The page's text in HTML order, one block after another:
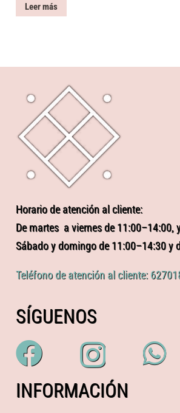
Leer más
Horario de atención al cliente:
De martes a viernes de 11:00–14:00,
Sábado y domingo de 11:00–14:30 y
Teléfono de atención al cliente:
SÍGUENOS
INFORMACIÓN